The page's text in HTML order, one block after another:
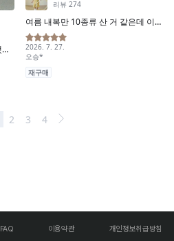
FAQ 이용약관 개인정보취급방침